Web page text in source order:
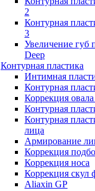
2
Контурная
3
Увеличение губ
Deep
Контурная пластика
Интимная
Контурная
Коррекция
Контурная
Контурная
лица
Армирование
Коррекция
Коррекция носа
Коррекция скул
Aliaxin GP